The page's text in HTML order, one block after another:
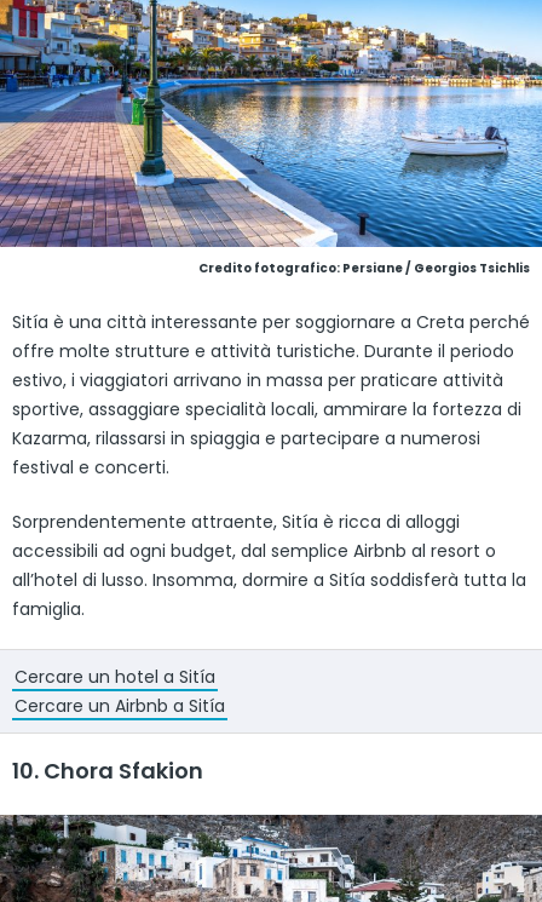
Credito fotografico: Persiane / Georgios Tsichlis
Sitía è una città interessante per soggiornare a Creta perché
offre molte strutture e attività turistiche. Durante il periodo
estivo, i viaggiatori arrivano in massa per praticare attività
sportive, assaggiare specialità locali, ammirare la fortezza di
Kazarma, rilassarsi in spiaggia e partecipare a numerosi
festival e concerti.
Sorprendentemente attraente, Sitía è ricca di alloggi
accessibili ad ogni budget, dal semplice Airbnb al resort o
all’hotel di lusso. Insomma, dormire a Sitía soddisferà tutta la
famiglia.
Cercare un hotel a Sitía
Cercare un Airbnb a Sitía
10. Chora Sfakion